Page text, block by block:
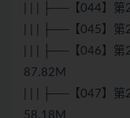
| | | ├──【044】第
| | | ├──【045】第
| | | ├──【046】第
87.82M
| | | ├──【047】第
58.18M